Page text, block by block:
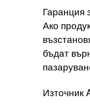
Гаранция
Ако
бъдат
Източник